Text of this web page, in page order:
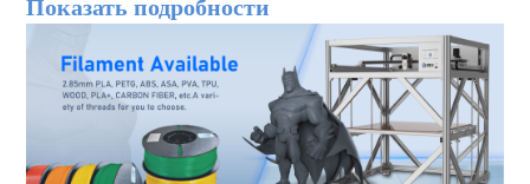
Показать подробности